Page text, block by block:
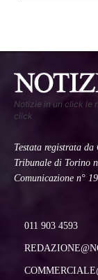
Notizie in un click le
click
Testata registrata
Tribunale di Torino
Comunicazione n°
011 903 4593